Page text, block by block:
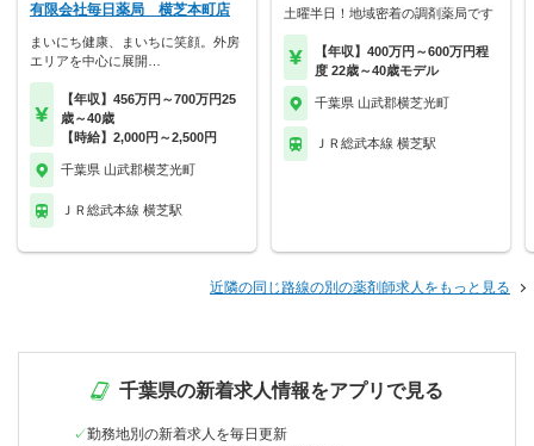
有限会社毎日薬局 横芝本町店
まいにち健康、まいちに笑顔。外房
エリアを中心に展開…
【年収】456万円～700万円25
歳～40歳
【時給】2,000円～2,500円
千葉県 山武郡横芝光町
ＪＲ総武本線 横芝駅
土曜半日！地域密着の調剤薬局です
【年収】400万円～600万円程
度 22歳～40歳モデル
千葉県 山武郡横芝光町
ＪＲ総武本線 横芝駅
近隣の同じ路線の別の薬剤師求人をもっと見る
千葉県の新着求人情報をアプリで見る
勤務地別の新着求人を毎日更新